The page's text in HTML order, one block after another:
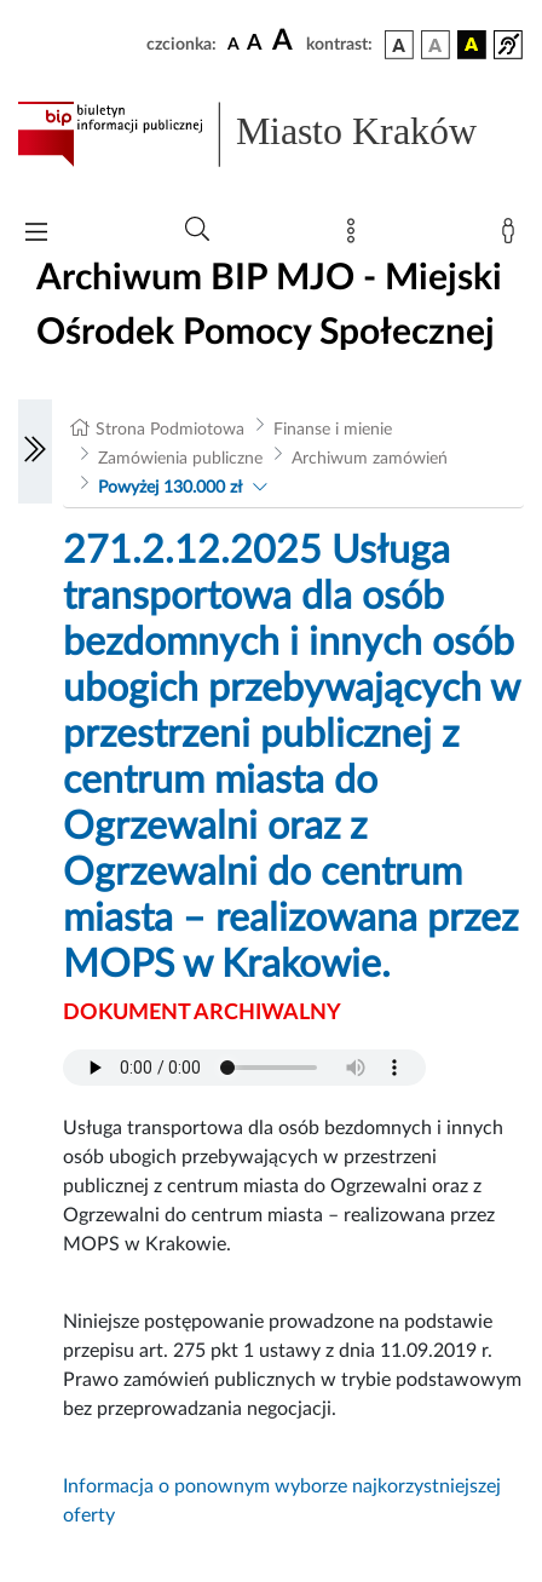
czcionka: A A A kontrast:
Miasto Kraków
Archiwum BIP MJO - Miejski
Ośrodek Pomocy Społecznej
Strona Podmiotowa
Finanse i mienie
Zamówienia publiczne
Archiwum zamówień
Powyżej 130.000 zł
271.2.12.2025 Usługa
transportowa dla osób
bezdomnych i innych osób
ubogich przebywających w
przestrzeni publicznej z
centrum miasta do
Ogrzewalni oraz z
Ogrzewalni do centrum
miasta – realizowana przez
MOPS w Krakowie.
DOKUMENT ARCHIWALNY
Usługa transportowa dla osób bezdomnych i innych
osób ubogich przebywających w przestrzeni
publicznej z centrum miasta do Ogrzewalni oraz z
Ogrzewalni do centrum miasta – realizowana przez
MOPS w Krakowie.
Niniejsze postępowanie prowadzone na podstawie
przepisu art. 275 pkt 1 ustawy z dnia 11.09.2019 r.
Prawo zamówień publicznych w trybie podstawowym
bez przeprowadzania negocjacji.
Informacja o ponownym wyborze najkorzystniejszej
oferty